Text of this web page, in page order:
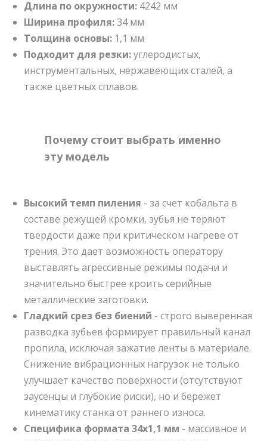
Длина по окружности: 4242 мм
Ширина профиля:34 мм
Толщина основы: 1,1 мм
Подходит для резки:углеродистых,
инструментальных, нержавеющих сталей, а
также цветных сплавов.
Почему стоит выбрать именно
эту модель
Высокий темп пиления - за счет кобальта в
составе режущей кромки, зубья не теряют
твердости даже при критическом нагреве от
трения. Это дает возможность оператору
выставлять агрессивные режимы подачи и
значительно быстрее кроить серийные
металлические заготовки.
Гладкий срез без биений - строго выверенная
разводка зубьев формирует правильный канал
пропила, исключая зажатие ленты в материале.
Снижение вибрационных нагрузок не только
улучшает качество поверхности (отсутствуют
заусенцы и глубокие риски), но и бережет
кинематику станка от раннего износа.
Специфика формата 34х1,1 мм - массивное и